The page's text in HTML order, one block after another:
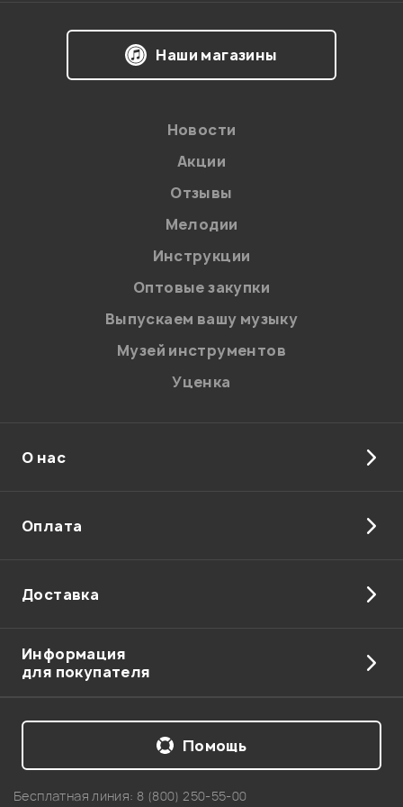
на обработку персональных данных в
Политикой в отношении обработки
персональных данных.
Введите проверочное число:
Отправить
Наши магазины
Новости
Акции
Отзывы
Мелодии
Инструкции
Оптовые закупки
Выпускаем вашу музыку
Музей инструментов
Уценка
О нас
Оплата
Доставка
Информация
для покупателя
Бесплатная линия: 8 (800) 250-55-00
Помощь